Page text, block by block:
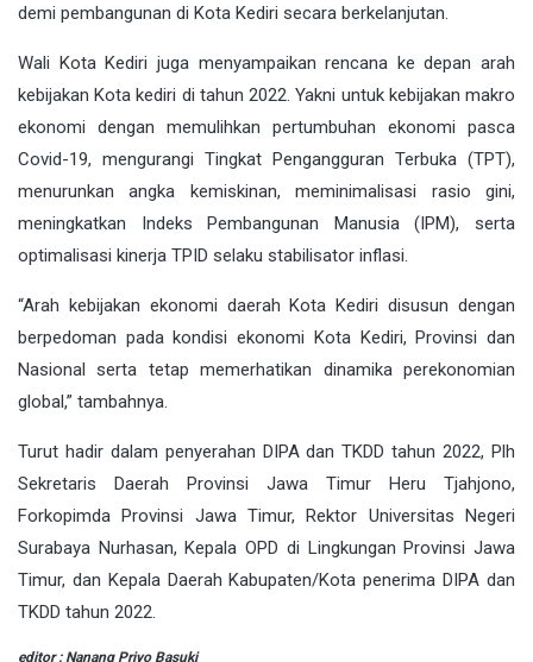
demi pembangunan di Kota Kediri secara berkelanjutan.
Wali Kota Kediri juga menyampaikan rencana ke depan arah
kebijakan Kota kediri di tahun 2022. Yakni untuk kebijakan makro
ekonomi dengan memulihkan pertumbuhan ekonomi pasca
Covid-19, mengurangi Tingkat Pengangguran Terbuka (TPT),
menurunkan angka kemiskinan, meminimalisasi rasio gini,
meningkatkan Indeks Pembangunan Manusia (IPM), serta
optimalisasi kinerja TPID selaku stabilisator inflasi.
“Arah kebijakan ekonomi daerah Kota Kediri disusun dengan
berpedoman pada kondisi ekonomi Kota Kediri, Provinsi dan
Nasional serta tetap memerhatikan dinamika perekonomian
global,” tambahnya.
Turut hadir dalam penyerahan DIPA dan TKDD tahun 2022, Plh
Sekretaris Daerah Provinsi Jawa Timur Heru Tjahjono,
Forkopimda Provinsi Jawa Timur, Rektor Universitas Negeri
Surabaya Nurhasan, Kepala OPD di Lingkungan Provinsi Jawa
Timur, dan Kepala Daerah Kabupaten/Kota penerima DIPA dan
TKDD tahun 2022.
editor : Nanang Priyo Basuki